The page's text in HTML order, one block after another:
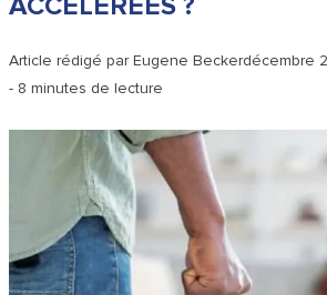
ACCÉLÉRÉES ?
Article rédigé parEugene Beckerdécembre
- 8 minutes de lecture